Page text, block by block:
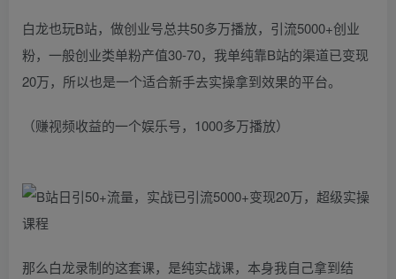
白龙也玩B站，做创业号总共50多万播放，引流5000+创业
粉，一般创业类单粉产值30-70，我单纯靠B站的渠道已变现
20万，所以也是一个适合新手去实操拿到效果的平台。
（赚视频收益的一个娱乐号，1000多万播放）
那么白龙录制的这套课，是纯实战课，本身我自己拿到结